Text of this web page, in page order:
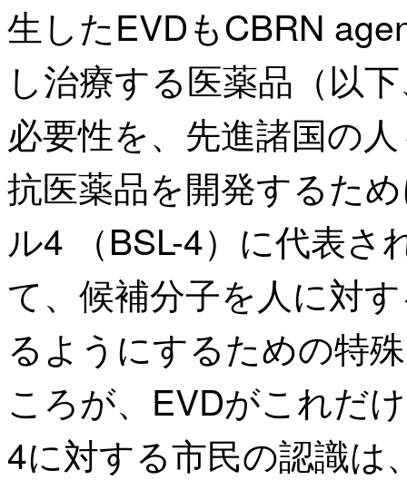
生したEVDもCBRN
し治療する医薬品（以
必要性を、先進諸国の
抗医薬品を開発するた
ル4 （BSL-4）に代表さ
て、候補分子を人に対
るようにするための特
ころが、EVDがこれだ
4に対する市民の認識は